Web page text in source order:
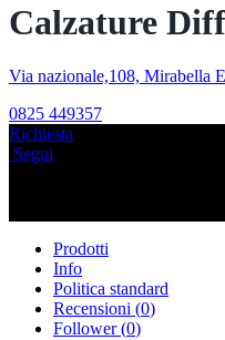
Calzature
Via nazionale,108, Mirabella
0825 449357
Richiesta
Segui
Prodotti
Info
Politica standard
Recensioni (0)
Follower (0)